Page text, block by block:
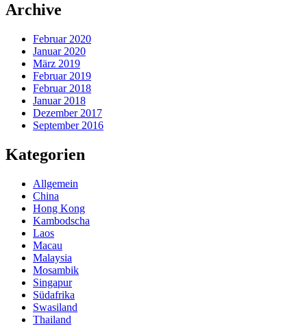
Archive
Februar 2020
Januar 2020
März 2019
Februar 2019
Februar 2018
Januar 2018
Dezember 2017
September 2016
Kategorien
Allgemein
China
Hong Kong
Kambodscha
Laos
Macau
Malaysia
Mosambik
Singapur
Südafrika
Swasiland
Thailand